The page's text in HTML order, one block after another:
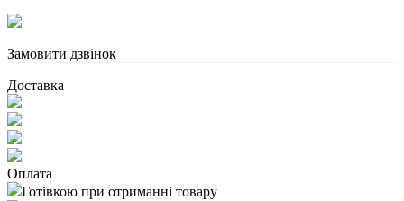
Замовити дзвінок
Доставка
Оплата
Готівкою при отриманні товару